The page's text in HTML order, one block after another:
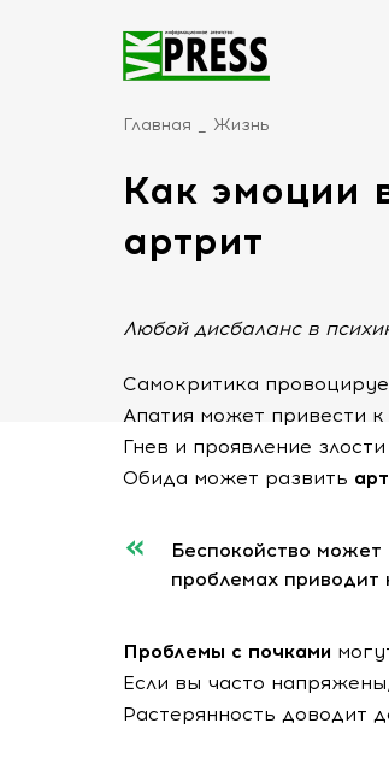
Главная Жизнь
Как эмоции
артрит
Любой дисбаланс в
Самокритика
Апатия может привести к
Гнев и проявление
Обида может развить
Беспокойство
проблемах приводит
Проблемы с почками
Если вы часто
Растерянность доводит